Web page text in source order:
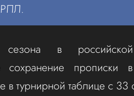
РПЛ.
в российской
сохранение
в турнирной таблице с 33